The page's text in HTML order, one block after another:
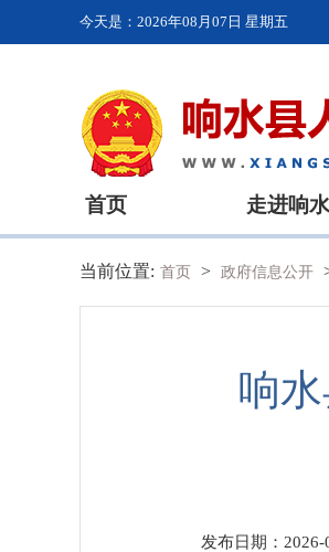
今天是： 2026年08月07日 星期五
首页 走进响水
当前位置: 首页 > 政府信息公开
响
发布日期：2026-